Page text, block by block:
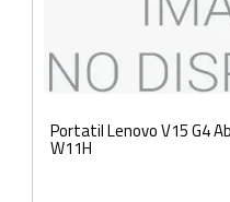
Portatil Lenovo V15 G4
W11H